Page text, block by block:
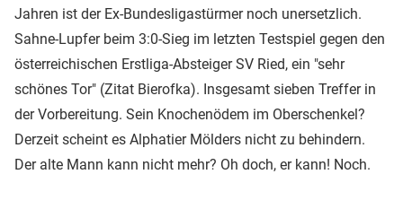
Jahren ist der Ex-Bundesligastürmer noch unersetzlich.
Sahne-Lupfer beim 3:0-Sieg im letzten Testspiel gegen den
österreichischen Erstliga-Absteiger SV Ried, ein "sehr
schönes Tor" (Zitat Bierofka). Insgesamt sieben Treffer in
der Vorbereitung. Sein Knochenödem im Oberschenkel?
Derzeit scheint es Alphatier Mölders nicht zu behindern.
Der alte Mann kann nicht mehr? Oh doch, er kann! Noch.